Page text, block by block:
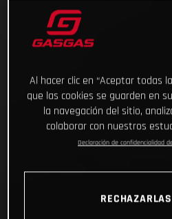
Al hacer clic en “Aceptar todas
que las cookies se guarden en
la navegación del sitio,
colaborar con nuestros
Declaración de confidencialidad